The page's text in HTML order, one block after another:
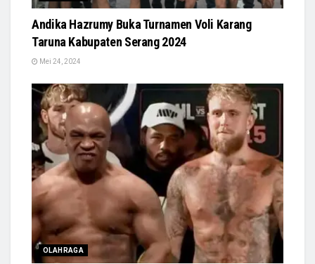
Andika Hazrumy Buka Turnamen Voli Karang
Taruna Kabupaten Serang 2024
Mei 24, 2024
OLAHRAGA